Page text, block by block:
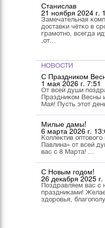
Станислав
21 ноября 2024 г.
Замечательная
доставки чётко в
грамотно, всегда
,от...
НОВОСТИ
С Праздником
1 мая 2026 г. 7:51
От всей души
Праздником Весны
Мая! Пусть этот
Милые дамы!
6 марта 2026 г.
Коллектив
Павлина» от всей
вас с 8 Марта! ...
С Новым годом!
26 декабря 2025
Поздравляем вас с
праздниками!
здоровья,